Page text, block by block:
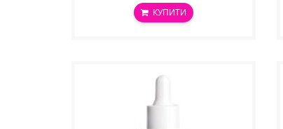
КУПИТИ